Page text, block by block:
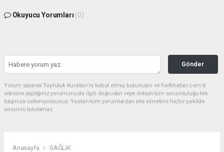
Okuyucu Yorumları (0)
Gönder
Yorum yazarak Topluluk Kuralları’nı kabul etmiş bulunuyor ve fisiltihaber.com.tr
sitesine yaptığınız yorumunuzla ilgili doğrudan veya dolaylı tüm sorumluluğu tek
başınıza üstleniyorsunuz. Yazılan tüm yorumlardan site yönetimi hiçbir şekilde
sorumlu tutulamaz.
Anasayfa SAĞLIK